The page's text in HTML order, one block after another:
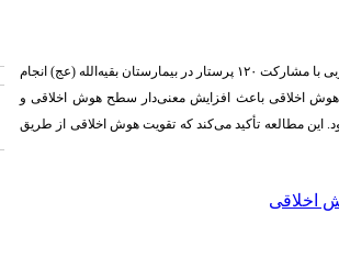
با مشارکت ۱۲۰ پرستار در بیمارستان بقیه‌الله (عج) انجام
هوش اخلاقی باعث افزایش معنی‌دار سطح هوش اخلاقی و
این مطالعه تأکید می‌کند که تقویت هوش اخلاقی از طریق
اخلاقی